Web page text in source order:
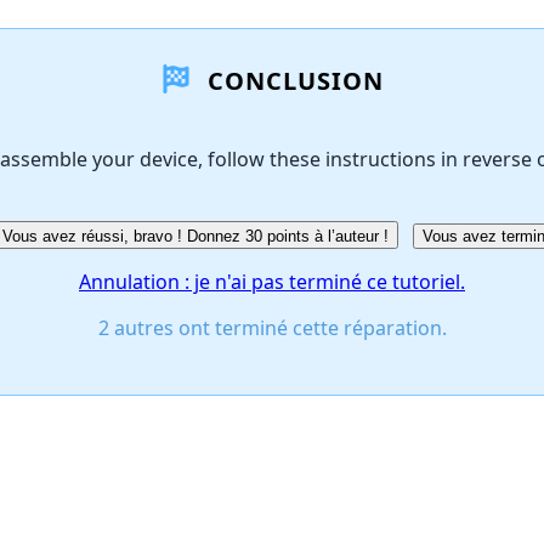
CONCLUSION
your device, follow these instructions in reverse
Vous avez réussi, bravo ! Donnez 30 points à l’auteur ! Vous avez
Annulation : je n'ai pas terminé ce tutoriel.
2 autres ont terminé cette réparation.